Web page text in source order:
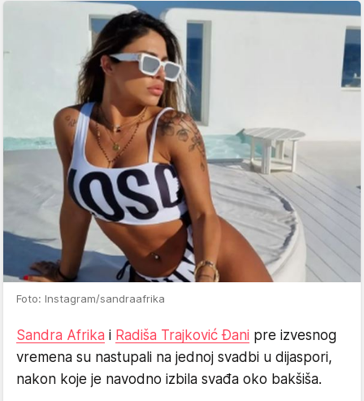
Foto: Instagram/sandraafrika
Sandra Afrika i Radiša Trajković Đani pre izvesnog
vremena su nastupali na jednoj svadbi u dijaspori,
nakon koje je navodno izbila svađa oko bakšiša.